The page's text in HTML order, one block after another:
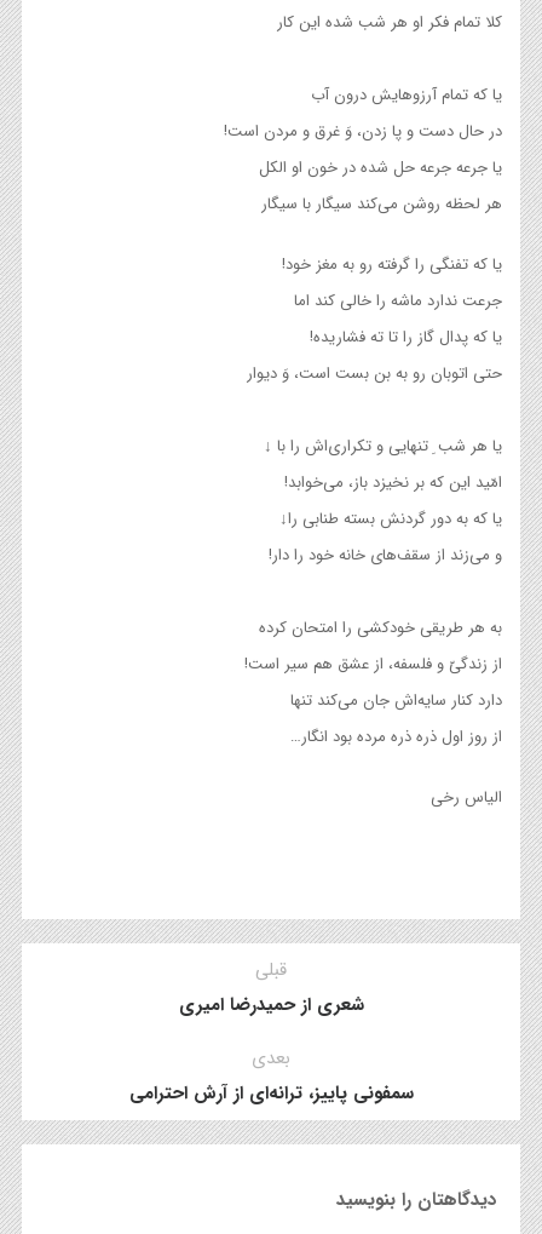
کلا تمام فکر او هر شب شده این کار
یا که تمام آرزوهایش درون آب
در حال دست و پا زدن، وَ غرق و مردن است!
یا جرعه جرعه حل شده در خون او الکل
هر لحظه روشن می‌کند سیگار با سیگار
یا که تفنگی را گرفته رو به مغز خود!
جرعت ندارد ماشه را خالی کند اما
یا که پدال گاز را تا ته فشاریده!
حتی اتوبان رو به بن بست است، وَ دیوار
یا هر شب ِ تنهایی و تکراری‌اش را با ↓
امّید این که بر نخیزد باز، می‌خوابد!
یا که به دور گردنش بسته طنابی را↓
و می‌زند از سقف‌های خانه خود را دار!
به هر طریقی خودکشی را امتحان کرده
از زندگیّ و فلسفه، از عشق هم سیر است!
دارد کنار سایه‌اش جان می‌کند تنها
از روز اول ذره ذره مرده بود انگار…
الیاس رخی
قبلی
شعری از حمیدرضا امیری
بعدی
سمفونی پاییز، ترانه‌ای از آرش احترامی
دیدگاهتان را بنویسید